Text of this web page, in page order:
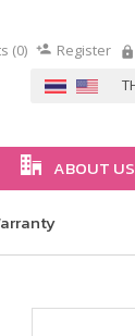
(0) Register
ABOUT US